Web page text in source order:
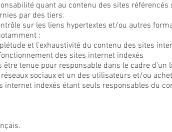
quant au contenu des sites
par des tiers.
sur les liens hypertextes et/ou autres
:
et l’exhaustivité du contenu des sites
des sites internet indexés
être tenue pour responsable dans le cadre
réseaux sociaux et un des utilisateurs et/ou
internet indexés étant seuls responsables du